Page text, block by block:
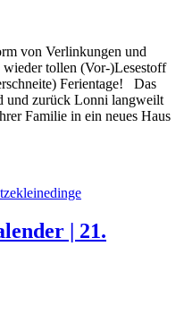
von Verlinkungen und
tollen (Vor-)Lesestoff
Ferientage! Das
und zurück Lonni langweilt
Familie in ein neues Haus
| 21.